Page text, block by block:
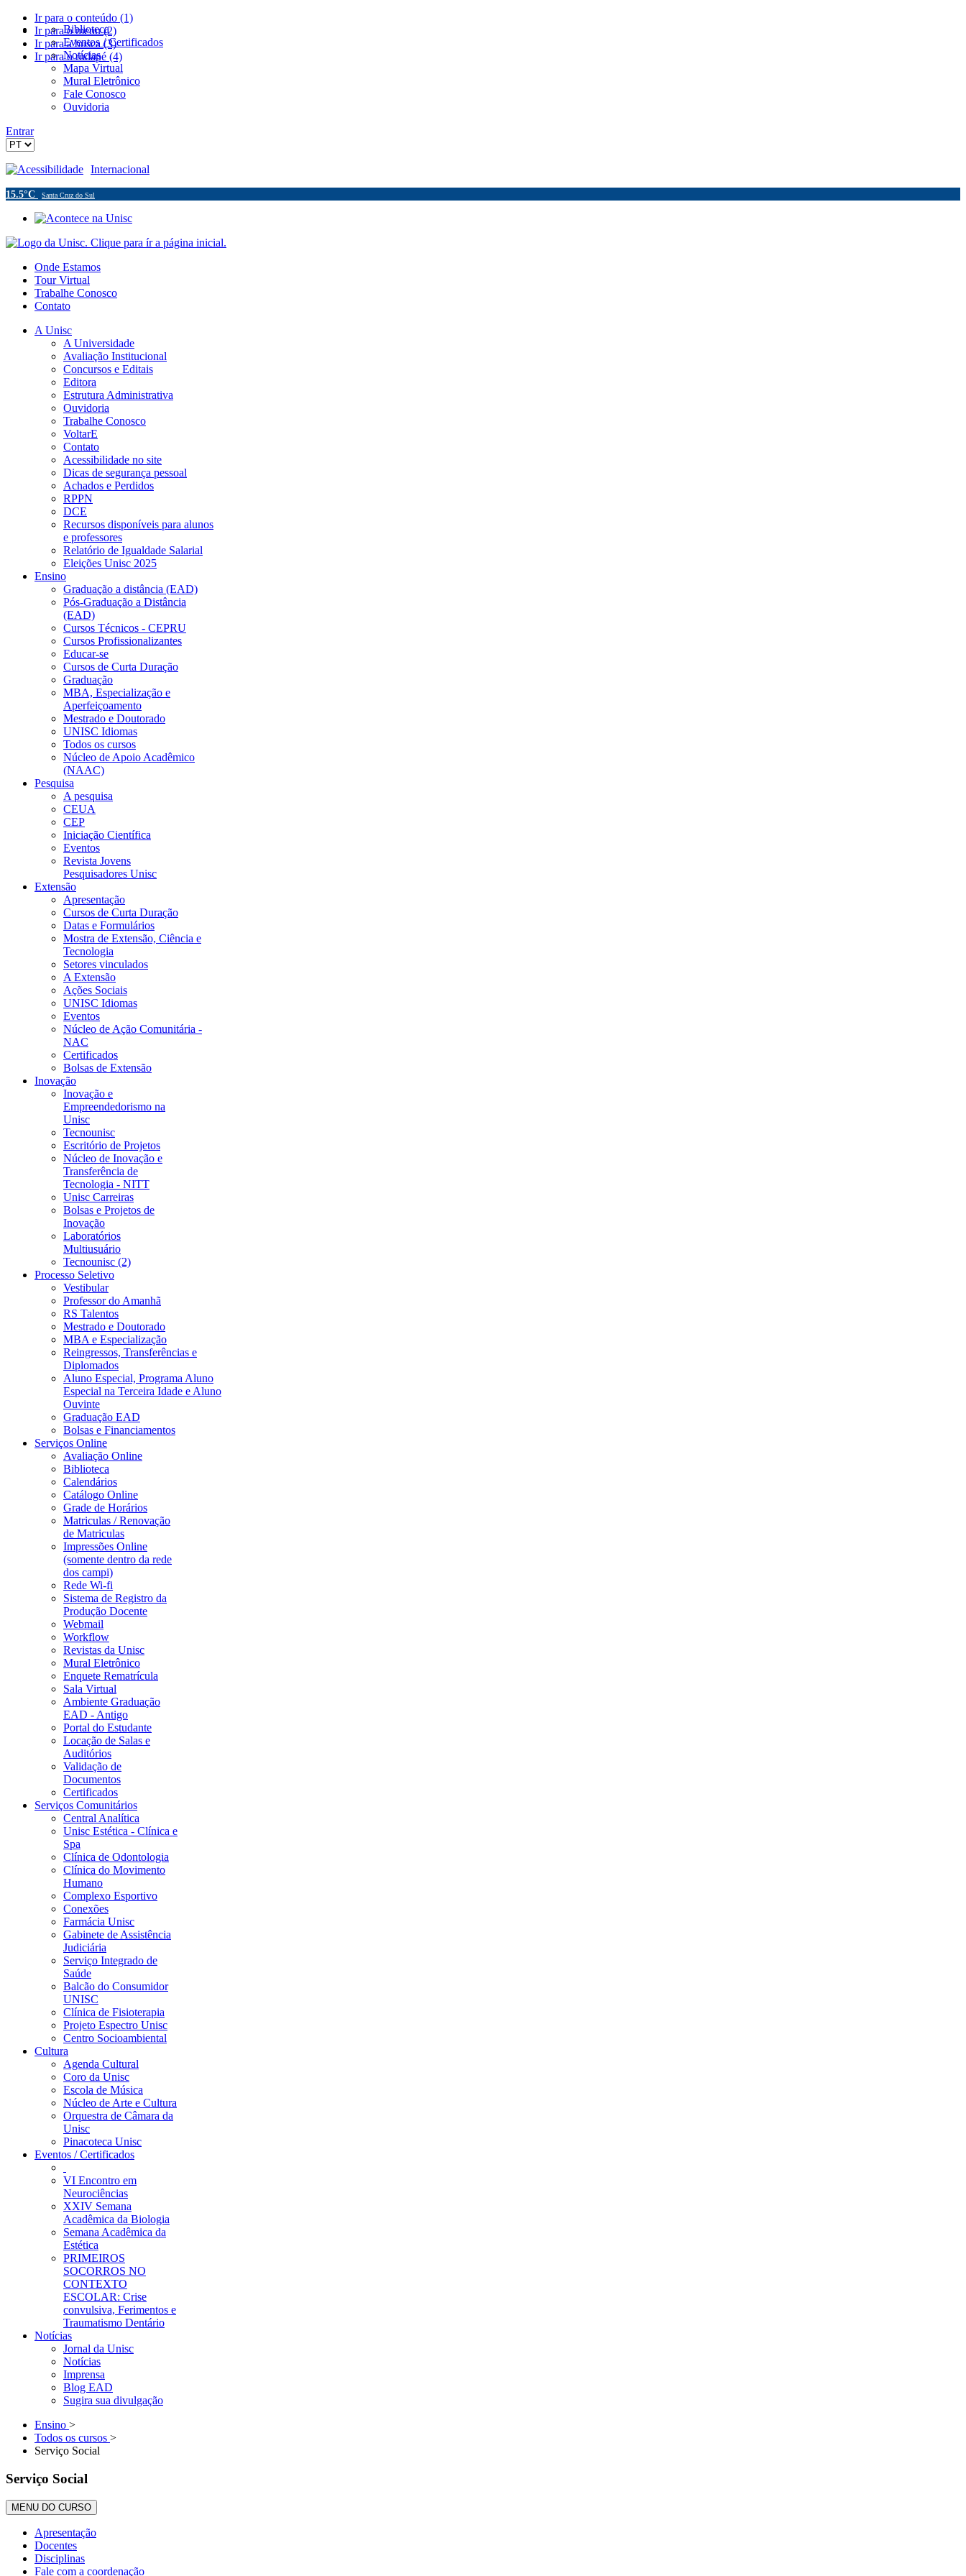
Ir para o conteúdo (1)
Ir para o menu (2)
Ir para a busca (3)
Ir para o rodapé (4)
Biblioteca
Eventos / Certificados
Notícias
Mapa Virtual
Mural Eletrônico
Fale Conosco
Ouvidoria
Entrar
Acessibilidade Internacional
15.5°C Santa Cruz do Sul
Onde Estamos
Tour Virtual
Trabalhe Conosco
Contato
A Unisc
A Universidade
Avaliação Institucional
Concursos e Editais
Editora
Estrutura Administrativa
Ouvidoria
Trabalhe Conosco
VoltarE
Contato
Acessibilidade no site
Dicas de segurança pessoal
Achados e Perdidos
RPPN
DCE
Recursos disponíveis para alunos
e professores
Relatório de Igualdade Salarial
Eleições Unisc 2025
Ensino
Graduação a distância (EAD)
Pós-Graduação a Distância
(EAD)
Cursos Técnicos - CEPRU
Cursos Profissionalizantes
Educar-se
Cursos de Curta Duração
Graduação
MBA, Especialização e
Aperfeiçoamento
Mestrado e Doutorado
UNISC Idiomas
Todos os cursos
Núcleo de Apoio Acadêmico
(NAAC)
Pesquisa
A pesquisa
CEUA
CEP
Iniciação Científica
Eventos
Revista Jovens
Pesquisadores Unisc
Extensão
Apresentação
Cursos de Curta Duração
Datas e Formulários
Mostra de Extensão, Ciência e
Tecnologia
Setores vinculados
A Extensão
Ações Sociais
UNISC Idiomas
Eventos
Núcleo de Ação Comunitária -
NAC
Certificados
Bolsas de Extensão
Inovação
Inovação e
Empreendedorismo na
Unisc
Tecnounisc
Escritório de Projetos
Núcleo de Inovação e
Transferência de
Tecnologia - NITT
Unisc Carreiras
Bolsas e Projetos de
Inovação
Laboratórios
Multiusuário
Tecnounisc (2)
Processo Seletivo
Vestibular
Professor do Amanhã
RS Talentos
Mestrado e Doutorado
MBA e Especialização
Reingressos, Transferências e
Diplomados
Aluno Especial, Programa Aluno
Especial na Terceira Idade e Aluno
Ouvinte
Graduação EAD
Bolsas e Financiamentos
Serviços Online
Avaliação Online
Biblioteca
Calendários
Catálogo Online
Grade de Horários
Matriculas / Renovação
de Matriculas
Impressões Online
(somente dentro da rede
dos campi)
Rede Wi-fi
Sistema de Registro da
Produção Docente
Webmail
Workflow
Revistas da Unisc
Mural Eletrônico
Enquete Rematrícula
Sala Virtual
Ambiente Graduação
EAD - Antigo
Portal do Estudante
Locação de Salas e
Auditórios
Validação de
Documentos
Certificados
Serviços Comunitários
Central Analítica
Unisc Estética - Clínica e
Spa
Clínica de Odontologia
Clínica do Movimento
Humano
Complexo Esportivo
Conexões
Farmácia Unisc
Gabinete de Assistência
Judiciária
Serviço Integrado de
Saúde
Balcão do Consumidor
UNISC
Clínica de Fisioterapia
Projeto Espectro Unisc
Centro Socioambiental
Cultura
Agenda Cultural
Coro da Unisc
Escola de Música
Núcleo de Arte e Cultura
Orquestra de Câmara da
Unisc
Pinacoteca Unisc
Eventos / Certificados
VI Encontro em
Neurociências
XXIV Semana
Acadêmica da Biologia
Semana Acadêmica da
Estética
PRIMEIROS
SOCORROS NO
CONTEXTO
ESCOLAR: Crise
convulsiva, Ferimentos e
Traumatismo Dentário
Notícias
Jornal da Unisc
Notícias
Imprensa
Blog EAD
Sugira sua divulgação
Ensino >
Todos os cursos >
Serviço Social
Serviço Social
MENU DO CURSO
Apresentação
Docentes
Disciplinas
Fale com a coordenação